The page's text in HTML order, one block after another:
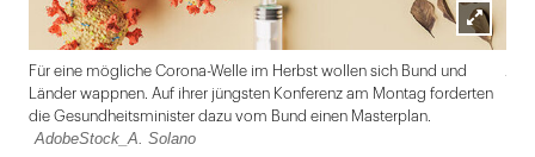
Lightbox
öffnen
Für eine mögliche Corona-Welle im Herbst wollen sich Bund und
Länder wappnen. Auf ihrer jüngsten Konferenz am Montag forderten
die Gesundheitsminister dazu vom Bund einen Masterplan.
AdobeStock_A. Solano